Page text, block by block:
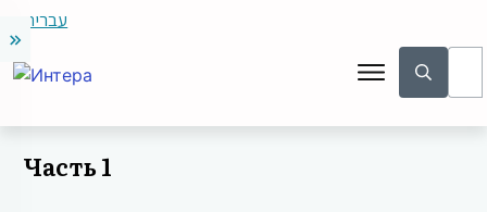
עברית
Часть 1